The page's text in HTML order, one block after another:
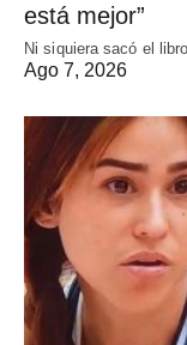
está mejor”
Ni siquiera sacó el
Ago 7, 2026